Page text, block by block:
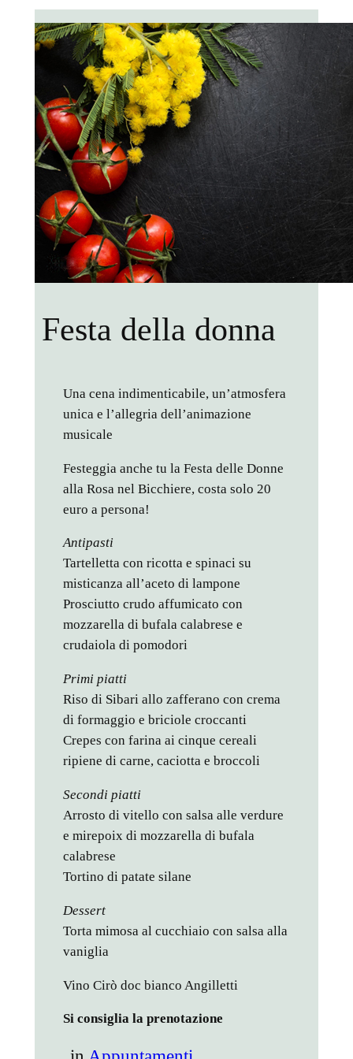
Festa della donna
Una cena indimenticabile, un’atmosfera
unica e l’allegria dell’animazione
musicale
Festeggia anche tu la Festa delle Donne
alla Rosa nel Bicchiere, costa solo 20
euro a persona!
Antipasti
Tartelletta con ricotta e spinaci su
misticanza all’aceto di lampone
Prosciutto crudo affumicato con
mozzarella di bufala calabrese e
crudaiola di pomodori
Primi piatti
Riso di Sibari allo zafferano con crema
di formaggio e briciole croccanti
Crepes con farina ai cinque cereali
ripiene di carne, caciotta e broccoli
Secondi piatti
Arrosto di vitello con salsa alle verdure
e mirepoix di mozzarella di bufala
calabrese
Tortino di patate silane
Dessert
Torta mimosa al cucchiaio con salsa alla
vaniglia
Vino Cirò doc bianco Angilletti
Si consiglia la prenotazione